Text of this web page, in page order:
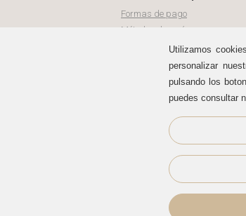
Formas de pago
Métodos de envío
Política de devoluciones
Área de clientes
Utilizamos
personalizar
pulsando los
puedes consultar